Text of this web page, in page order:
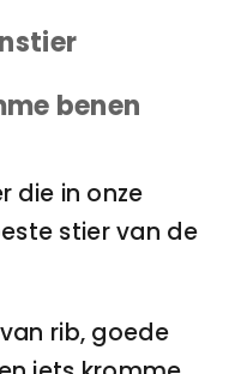
benen
die in onze
stier van de
rib, goede